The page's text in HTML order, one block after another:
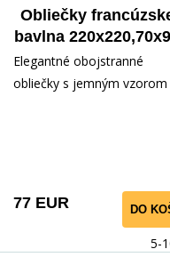
Obliečky
bavlna
Aspen tree
Elegantné obojstranné
obliečky s jemným vzorom
upokojujúci svetlozelený
podklad, z druhej strany
77 EUR DO
5-